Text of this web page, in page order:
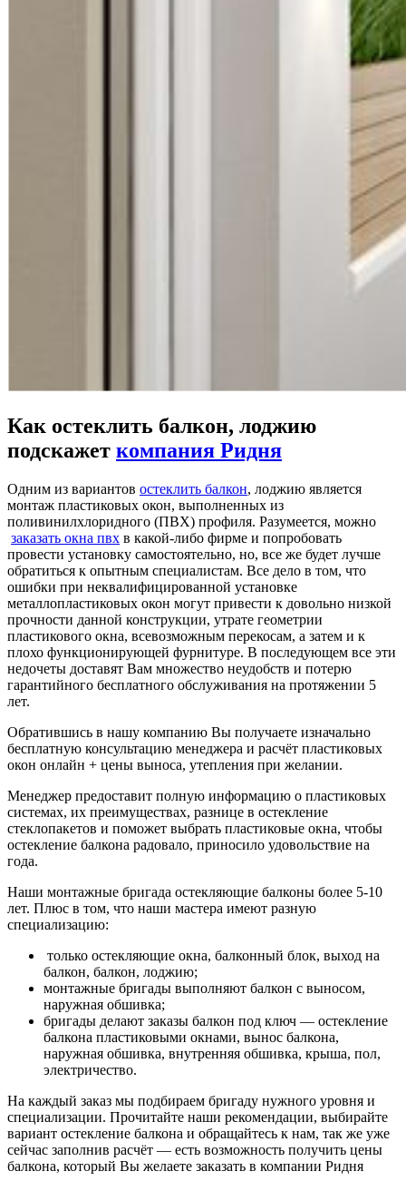
Как остеклить балкон, лоджию
подскажет компания Ридня
Одним из вариантов остеклить балкон, лоджию является
монтаж пластиковых окон, выполненных из
поливинилхлоридного (ПВХ) профиля. Разумеется, можно
заказать окна пвх в какой-либо фирме и попробовать
провести установку самостоятельно, но, все же будет лучше
обратиться к опытным специалистам. Все дело в том, что
ошибки при неквалифицированной установке
металлопластиковых окон могут привести к довольно низкой
прочности данной конструкции, утрате геометрии
пластикового окна, всевозможным перекосам, а затем и к
плохо функционирующей фурнитуре. В последующем все эти
недочеты доставят Вам множество неудобств и потерю
гарантийного бесплатного обслуживания на протяжении 5
лет.
Обратившись в нашу компанию Вы получаете изначально
бесплатную консультацию менеджера и расчёт пластиковых
окон онлайн + цены выноса, утепления при желании.
Менеджер предоставит полную информацию о пластиковых
системах, их преимуществах, разнице в остекление
стеклопакетов и поможет выбрать пластиковые окна, чтобы
остекление балкона радовало, приносило удовольствие на
года.
Наши монтажные бригада остекляющие балконы более 5-10
лет. Плюс в том, что наши мастера имеют разную
специализацию:
только остекляющие окна, балконный блок, выход на
балкон, балкон, лоджию;
монтажные бригады выполняют балкон с выносом,
наружная обшивка;
бригады делают заказы балкон под ключ — остекление
балкона пластиковыми окнами, вынос балкона,
наружная обшивка, внутренняя обшивка, крыша, пол,
электричество.
На каждый заказ мы подбираем бригаду нужного уровня и
специализации. Прочитайте наши рекомендации, выбирайте
вариант остекление балкона и обращайтесь к нам, так же уже
сейчас заполнив расчёт — есть возможность получить цены
балкона, который Вы желаете заказать в компании Ридня